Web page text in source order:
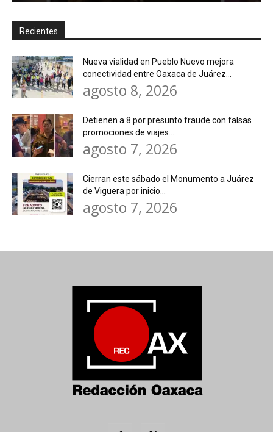
Recientes
Nueva vialidad en Pueblo Nuevo mejora
conectividad entre Oaxaca de Juárez...
agosto 8, 2026
Detienen a 8 por presunto fraude con falsas
promociones de viajes...
agosto 7, 2026
Cierran este sábado el Monumento a Juárez
de Viguera por inicio...
agosto 7, 2026